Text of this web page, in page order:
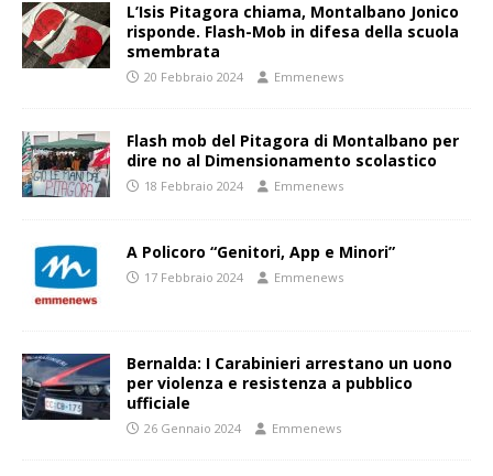
L’Isis Pitagora chiama, Montalbano Jonico
risponde. Flash-Mob in difesa della scuola
smembrata
20 Febbraio 2024 Emmenews
Flash mob del Pitagora di Montalbano per
dire no al Dimensionamento scolastico
18 Febbraio 2024 Emmenews
A Policoro “Genitori, App e Minori”
17 Febbraio 2024 Emmenews
Bernalda: I Carabinieri arrestano un uono
per violenza e resistenza a pubblico
ufficiale
26 Gennaio 2024 Emmenews